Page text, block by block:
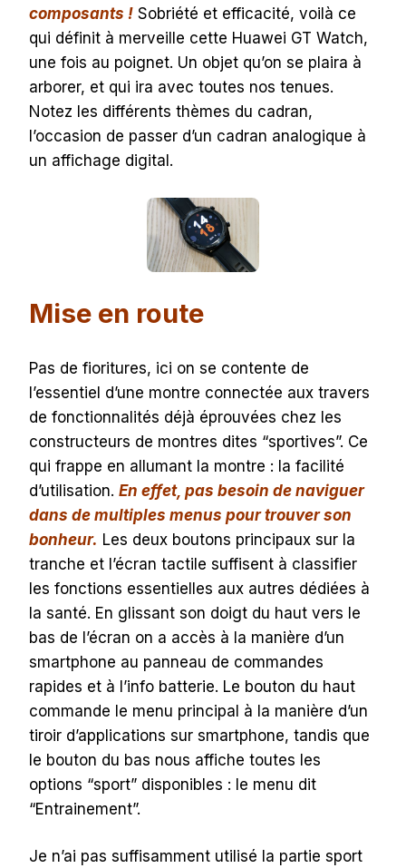
composants ! Sobriété et efficacité, voilà ce
qui définit à merveille cette Huawei GT Watch,
une fois au poignet. Un objet qu’on se plaira à
arborer, et qui ira avec toutes nos tenues.
Notez les différents thèmes du cadran,
l’occasion de passer d’un cadran analogique à
un affichage digital.
Mise en route
Pas de fioritures, ici on se contente de
l’essentiel d’une montre connectée aux travers
de fonctionnalités déjà éprouvées chez les
constructeurs de montres dites “sportives”. Ce
qui frappe en allumant la montre : la facilité
d’utilisation. En effet, pas besoin de naviguer
dans de multiples menus pour trouver son
bonheur. Les deux boutons principaux sur la
tranche et l’écran tactile suffisent à classifier
les fonctions essentielles aux autres dédiées à
la santé. En glissant son doigt du haut vers le
bas de l’écran on a accès à la manière d’un
smartphone au panneau de commandes
rapides et à l’info batterie. Le bouton du haut
commande le menu principal à la manière d’un
tiroir d’applications sur smartphone, tandis que
le bouton du bas nous affiche toutes les
options “sport” disponibles : le menu dit
“Entrainement”.
Je n’ai pas suffisamment utilisé la partie sport